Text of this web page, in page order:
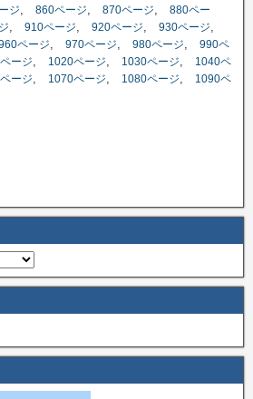
ジ, 860ページ, 870ページ, 880ペー
, 910ページ, 920ページ, 930ページ,
ページ, 970ページ, 980ページ, 990ペ
ージ, 1020ページ, 1030ページ,
1040ペ
ージ, 1070ページ, 1080ページ,
1090ペ